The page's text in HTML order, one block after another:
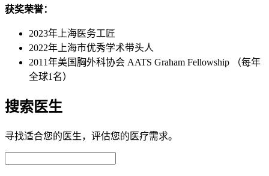
获奖荣誉：
2023年上海医务工匠
2022年上海市优秀学术带头人
2011年美国胸外科协会 AATS Graham Fellowship （每年
全球1名）
搜索医生
寻找适合您的医生，评估您的医疗需求。